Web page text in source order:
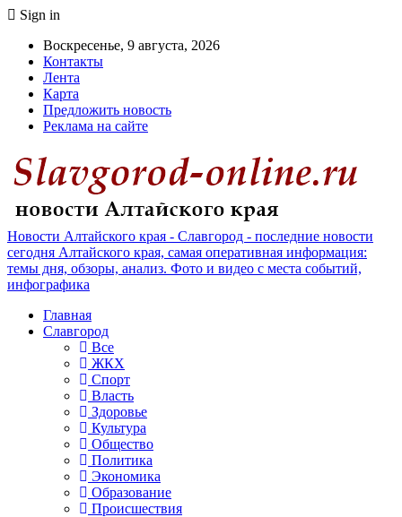
Sign in
Воскресенье, 9 августа, 2026
Контакты
Лента
Карта
Предложить новость
Реклама на сайте
Новости Алтайского края - Славгород - последние новости
сегодня Алтайского края, самая оперативная информация:
темы дня, обзоры, анализ. Фото и видео с места событий,
инфографика
Главная
Славгород
Все
ЖКХ
Спорт
Власть
Здоровье
Культура
Общество
Политика
Экономика
Образование
Происшествия